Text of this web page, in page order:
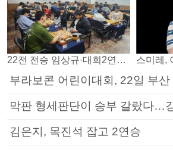
22전 전승 임상규·대회2연패 노리는 김다빈…왕중왕전 16강 7일부터
부라보콘 어린이대회, 22일 부
막판 형세판단이 승부 갈랐다…
김은지, 목진석 잡고 2연승